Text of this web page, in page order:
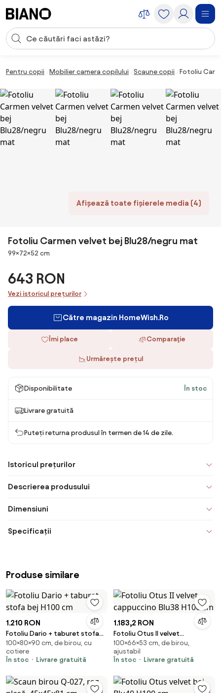
Introducerea căutării
Pentru copii Mobilier camera copilului Scaune copii Fotoliu
Afișează toate fișierele media (4)
Fotoliu Carmen velvet bej Blu28/negru mat
Dimensiuni
99×72×52 cm
643 RON
Vezi istoricul prețurilor
Către magazin HomeWish.Ro
Îmi place Comparaţie
Urmărește prețul
Disponibilitate În stoc
Livrare gratuită
Puteți returna produsul în termen de 14 de zile.
Istoricul prețurilor
Descrierea produsului
Dimensiuni
Specificații
Produse similare
1.210 RON
Fotoliu Dario + taburet stofa
bej H100 cm
100×80×90 cm, de birou, cu
cotiere
În stoc
Livrare gratuită
1.183,2 RON
Fotoliu Otus II velvet
cappuccino Blu38 H100 cm
100×66×53 cm, de birou,
ajustabil
În stoc
Livrare gratuită